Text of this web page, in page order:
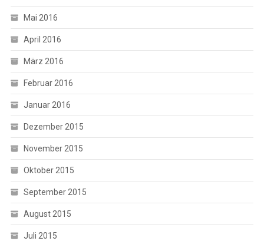
Mai 2016
April 2016
März 2016
Februar 2016
Januar 2016
Dezember 2015
November 2015
Oktober 2015
September 2015
August 2015
Juli 2015